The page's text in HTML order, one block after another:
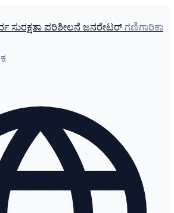
ಸುರಕ್ಷತಾ ಪರಿಶೀಲನೆ ಜನರೇಟರ್ ಗಣಿಗಾರಿಕಾ